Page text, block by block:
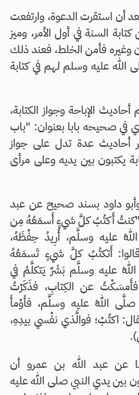
أن استقرت الدعوة، وارتفعت
كتابة السنة في أول الأمر، وميز
وغيره فأمن الخلط، فعند ذلك
الله عليه وسلم لهم في كتابة
الإباحة وجواز الكتابة،
في صحيحه بابا بعنوان: "باب
أحاديث عدة تدل على جواز
يكتبون بين يديه وعلى مرأى
داود بسند صحيح عن عبد
"كنتُ أَكتُبُ كلَّ شيءٍ أَسمَعُهُ مِن
عليه وسلَّم، أُرِيدُ حِفْظَهُ،
أَتكتُبُ كلَّ شيءٍ تَسمَعُهُ
عليه وسلَّم بَشَرٌ يَتكلَّمُ في
عن الكِتابِ، فذَكَرْتُ
اللهُ عليه وسلَّم، فأَوْمأَ
اكتُبْ؛ فوالَّذي نفْسي بيدِهِ،
عن عبد الله بن عمرو أن
بين يدي النبي صلى الله عليه